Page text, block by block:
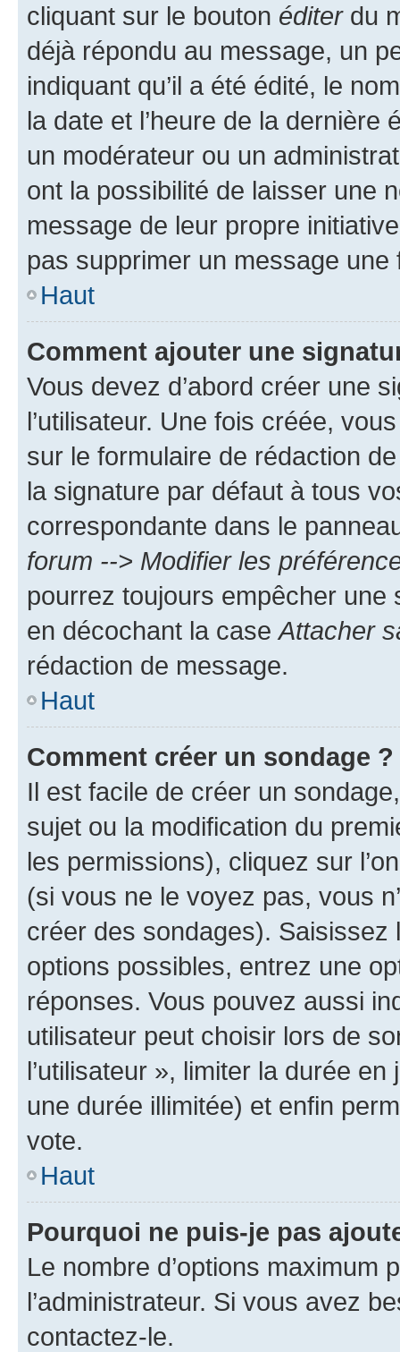
cliquant sur le bouton éditerdu
déjà répondu au message, un
indiquant qu’il a été édité, le
la date et l’heure de la dernière
un modérateur ou un
ont la possibilité de laisser une
message de leur propre
pas supprimer un message une
Haut
Comment ajouter une
Vous devez d’abord créer une
l’utilisateur. Une fois créée,
sur le formulaire de rédaction
la signature par défaut à tous
correspondante dans le
forum --> Modifier les
pourrez toujours empêcher une
en décochant la caseAttacher
rédaction de message.
Haut
Comment créer un sondage ?
Il est facile de créer un
sujet ou la modification du
les permissions), cliquez sur
(si vous ne le voyez pas, vous
créer des sondages).
options possibles, entrez une
réponses. Vous pouvez aussi
utilisateur peut choisir lors de
l’utilisateur », limiter la durée
une durée illimitée) et enfin
vote.
Haut
Pourquoi ne puis-je pas
Le nombre d’options maximum
l’administrateur. Si vous avez
contactez-le.